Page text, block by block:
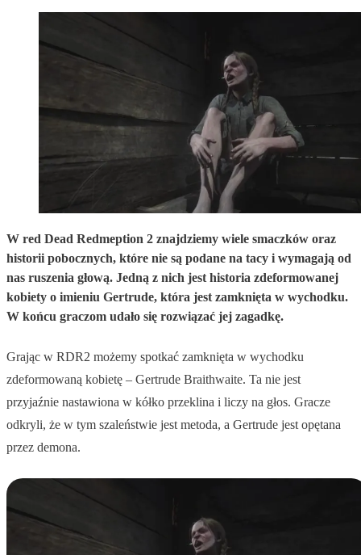
W red Dead Redmeption 2 znajdziemy wiele smaczków oraz
historii pobocznych, które nie są podane na tacy i wymagają od
nas ruszenia głową. Jedną z nich jest historia zdeformowanej
kobiety o imieniu Gertrude, która jest zamknięta w wychodku.
W końcu graczom udało się rozwiązać jej zagadkę.
Grając w RDR2 możemy spotkać zamknięta w wychodku
zdeformowaną kobietę – Gertrude Braithwaite. Ta nie jest
przyjaźnie nastawiona w kółko przeklina i liczy na głos. Gracze
odkryli, że w tym szaleństwie jest metoda, a Gertrude jest opętana
przez demona.